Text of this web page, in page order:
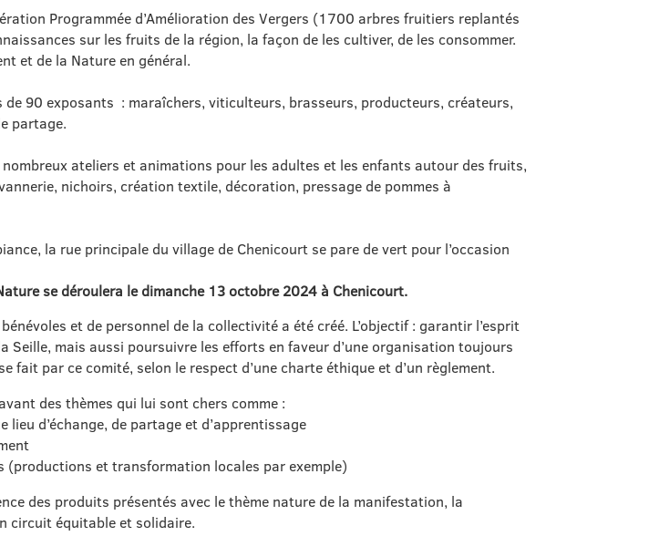
Programmée d’Amélioration des Vergers (1700 arbres fruitiers replantés
sur les fruits de la région, la façon de les cultiver, de les consommer.
et de la Nature en général.
90 exposants : maraîchers, viticulteurs, brasseurs, producteurs, créateurs,
partage.
ateliers et animations pour les adultes et les enfants autour des fruits,
nichoirs, création textile, décoration, pressage de pommes à
la rue principale du village de Chenicourt se pare de vert pour l’occasion
se déroulera le dimanche 13 octobre 2024 à Chenicourt.
et de personnel de la collectivité a été créé. L’objectif : garantir l’esprit
mais aussi poursuivre les efforts en faveur d’une organisation toujours
par ce comité, selon le respect d’une charte éthique et d’un règlement.
des thèmes qui lui sont chers comme :
d’échange, de partage et d’apprentissage
et transformation locales par exemple)
des produits présentés avec le thème nature de la manifestation, la
circuit équitable et solidaire.